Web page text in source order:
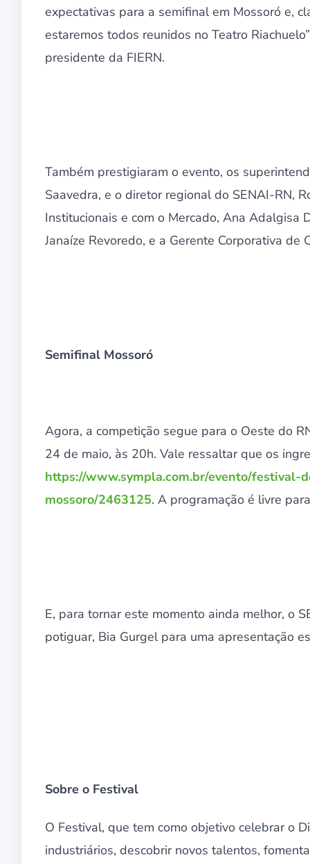
expectativas para a semifinal em Mossoró e,
estaremos todos reunidos no Teatro
presidente da FIERN.
Também prestigiaram o evento, os
Saavedra, e o diretor regional do SENAI-RN,
Institucionais e com o Mercado, Ana Adalgisa
Janaíze Revoredo, e a Gerente Corporativa de
Semifinal Mossoró
Agora, a competição segue para o Oeste do
24 de maio, às 20h. Vale ressaltar que os
https://www.sympla.com.br/evento/festival-
mossoro/2463125. A programação é livre
E, para tornar este momento ainda melhor, o
potiguar, Bia Gurgel para uma apresentação
Sobre o Festival
O Festival, que tem como objetivo celebrar o
industriários, descobrir novos talentos,